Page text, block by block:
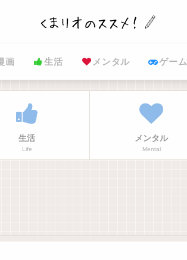
画 生活 メンタル ゲーム
生活
Life
メンタル
Mental